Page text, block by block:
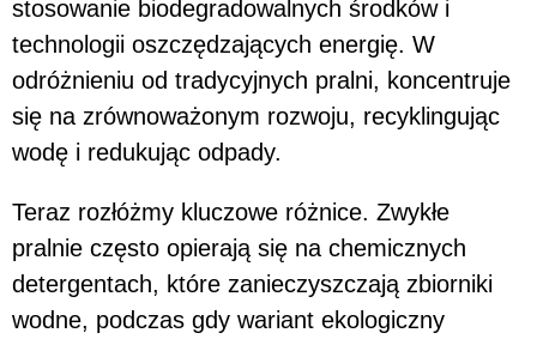
stosowanie biodegradowalnych środków i
technologii oszczędzających energię. W
odróżnieniu od tradycyjnych pralni, koncentruje
się na zrównoważonym rozwoju, recyklingując
wodę i redukując odpady.
Teraz rozłóżmy kluczowe różnice. Zwykłe
pralnie często opierają się na chemicznych
detergentach, które zanieczyszczają zbiorniki
wodne, podczas gdy wariant ekologiczny